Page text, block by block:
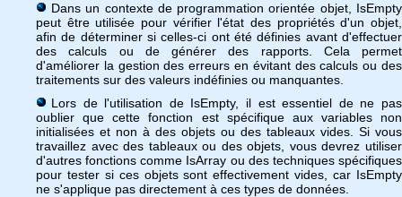
Dans un contexte de programmation orientée objet, IsEmpty
peut être utilisée pour vérifier l'état des propriétés d'un objet,
afin de déterminer si celles-ci ont été définies avant d'effectuer
des calculs ou de générer des rapports. Cela permet
d'améliorer la gestion des erreurs en évitant des calculs ou des
traitements sur des valeurs indéfinies ou manquantes.
Lors de l'utilisation de IsEmpty, il est essentiel de ne pas
oublier que cette fonction est spécifique aux variables non
initialisées et non à des objets ou des tableaux vides. Si vous
travaillez avec des tableaux ou des objets, vous devrez utiliser
d'autres fonctions comme IsArray ou des techniques spécifiques
pour tester si ces objets sont effectivement vides, car IsEmpty
ne s'applique pas directement à ces types de données.